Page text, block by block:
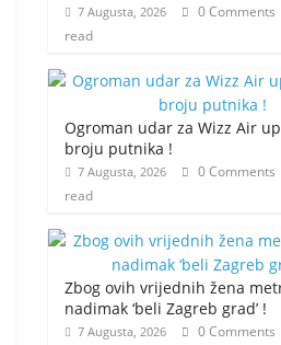
7 Augusta, 2026 0 Comments
read
Ogroman udar za Wizz Air
broju putnika !
7 Augusta, 2026 0 Comments
read
Zbog ovih vrijednih žena
nadimak ‘beli Zagreb grad’ !
7 Augusta, 2026 0 Comments